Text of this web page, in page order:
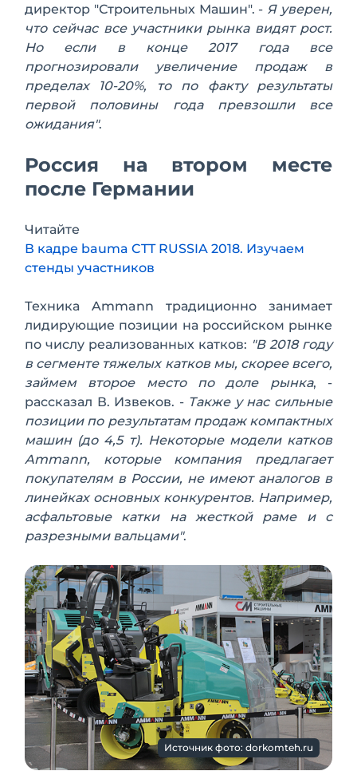
директор "Строительных Машин". - Я уверен,
что сейчас все участники рынка видят рост.
Но если в конце 2017 года все
прогнозировали увеличение продаж в
пределах 10-20%, то по факту результаты
первой половины года превзошли все
ожидания".
Россия на втором месте
после Германии
Читайте
В кадре bauma CTT RUSSIA 2018. Изучаем
стенды участников
Техника Ammann традиционно занимает
лидирующие позиции на российском рынке
по числу реализованных катков: "В 2018 году
в сегменте тяжелых катков мы, скорее всего,
займем второе место по доле рынка, -
рассказал В. Извеков. - Также у нас сильные
позиции по результатам продаж компактных
машин (до 4,5 т). Некоторые модели катков
Ammann, которые компания предлагает
покупателям в России, не имеют аналогов в
линейках основных конкурентов. Например,
асфальтовые катки на жесткой раме и с
разрезными вальцами".
Источник фото: dorkomteh.ru